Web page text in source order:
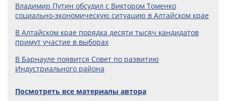
Владимир Путин обсудил с Виктором Томенко
социально-экономическую ситуацию в Алтайском крае
В Алтайском крае порядка десяти тысяч кандидатов
примут участие в выборах
В Барнауле появится Совет по развитию
Индустриального района
Посмотреть все материалы автора